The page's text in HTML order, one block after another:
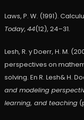
Laws, P. W. (1991).
Today, 44(12), 24–31.
Lesh, R. y Doerr, H. M.
perspectives on
solving. En R. Lesh& H.
and modeling
learning, and teaching